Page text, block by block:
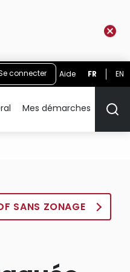
connecter Aide FR EN
Mes démarches
SANS ZONAGE